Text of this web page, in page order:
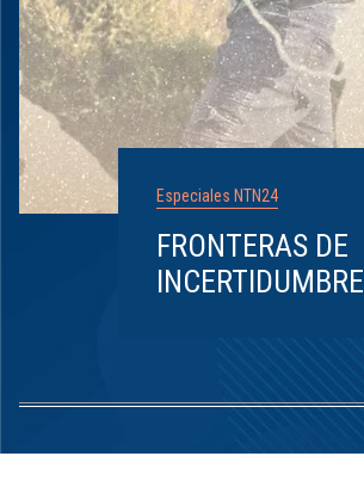
Especiales NTN24
FRONTERAS DE
INCERTIDUMBRE
1